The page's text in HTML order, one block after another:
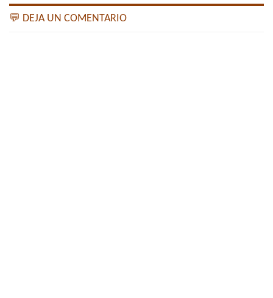
💬 DEJA UN COMENTARIO